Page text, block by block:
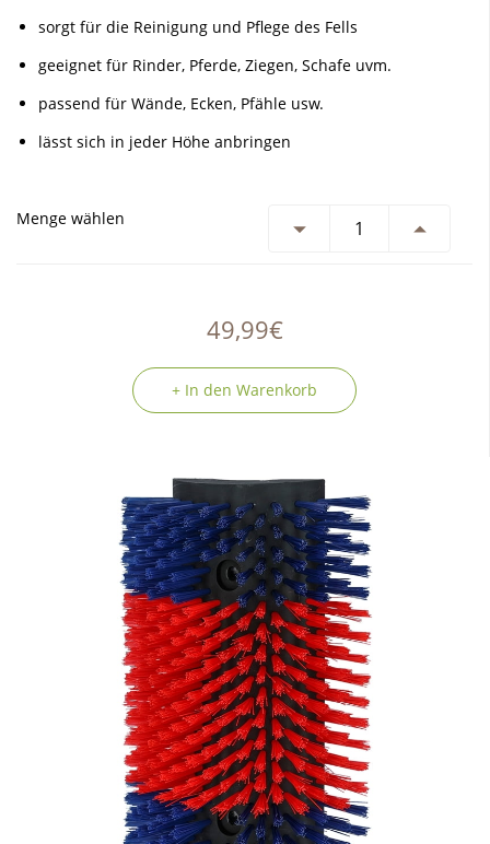
sorgt für die Reinigung und Pflege des Fells
geeignet für Rinder, Pferde, Ziegen, Schafe uvm.
passend für Wände, Ecken, Pfähle usw.
lässt sich in jeder Höhe anbringen
Menge wählen
49,99€
+ In den Warenkorb